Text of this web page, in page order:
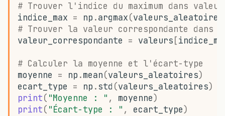
# Trouver l'indice du maximum dans
indice_max = np .argmax(valeurs_aleatoires
# Trouver la valeur correspondante
valeur_correspondante = valeurs [
# Calculer la moyenne et l'écart-type
moyenne = np .mean(valeurs_aleatoires)
ecart_type = np . std (valeurs_aleatoires)
print( "Moyenne : " , moyenne)
print( "Écart-type : " , ecart_type)